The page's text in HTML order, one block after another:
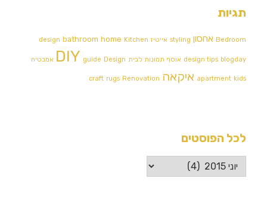
תגיות
Bedroom אחסון styling אייטיז design bathroom home Kitchen
design tips blogday אוסף תמונות לבית DIY guide Design אמבטיה
apartment kids איקאה craft rugs Renovation
לכל הפוסטים
לכל
הפוסטים